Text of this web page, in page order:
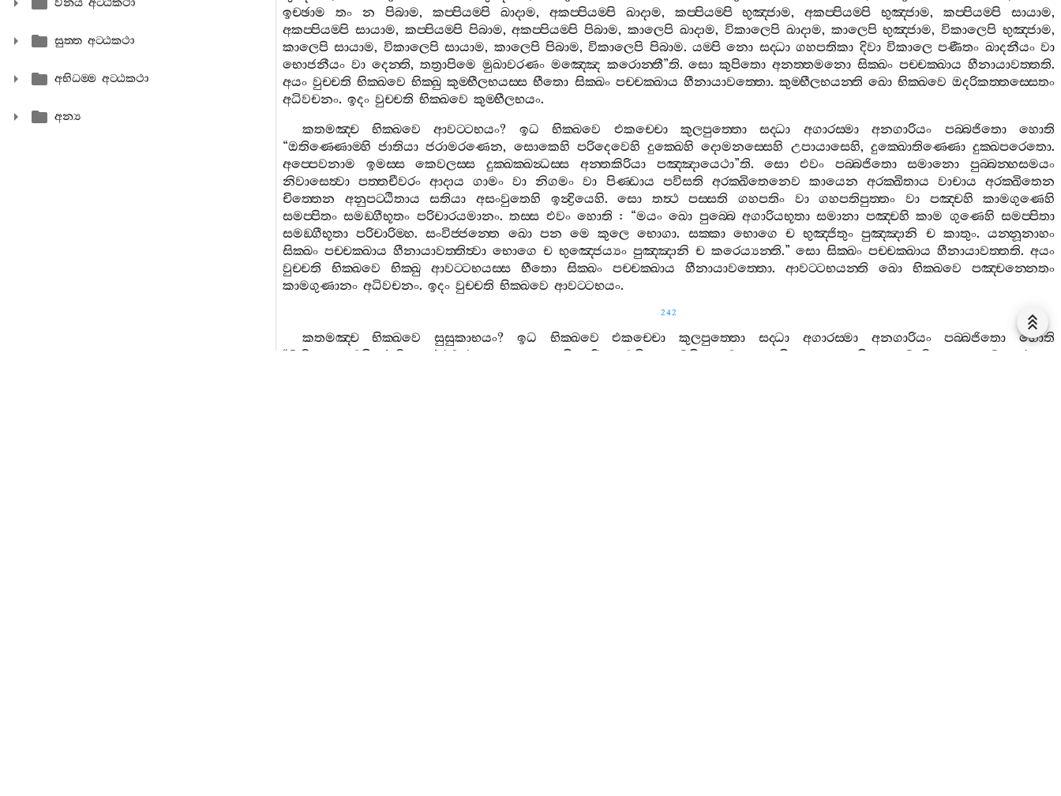
විනය අට‍්ඨකථා
සුත‍්ත අට‍්ඨකථා
අභිධම‍්ම අට‍්ඨකථා
අන්‍ය
ඉච‍්ඡාම
තං න පිබාම, කප‍්පියම‍්පි ඛාදාම, අකප‍්පියම‍්පි ඛාදාම, කප‍්පියම‍්පි භුඤ‍්ජාම,අකප‍්පියම‍්පි භුඤ‍්ජාම,කප‍්පියම‍්පි සායාම,
අකප‍්පියම‍්පි සායාම, කප‍්පියම‍්පි පිබාම,අකප‍්පියම‍්පි පිබාම,කාලෙපි ඛාදාම, විකාලෙපි ඛාදාම, කාලෙපි භුඤ‍්ජාම,විකාලෙපි භුඤ‍්ජාම,
කාලෙපි සායාම, විකාලෙපි සායාම, කාලෙපි පිබාම,විකාලෙපි පිබාම. යම‍්පි නො සද‍්ධා ගහපතිකා දිවා විකාලෙ පණීතං ඛාදනීයං වා
භොජනීයං වා දෙන‍්ති, තත්‍රාපිමෙ මුඛාවරණං මඤ‍්ඤෙ කරොන‍්තී”ති.සො කුපිතො අනත‍්තමනො සික‍්ඛං පච‍්චක‍්ඛාය හීනායාවත‍්තති.
අයං වුච‍්චති භික‍්ඛවෙ භික‍්ඛු කුම‍්භීලභයස‍්ස භීතො සික‍්ඛං පච‍්චක‍්ඛාය හීනායාවත‍්තො. කුම‍්භීලභයන‍්ති ඛො භික‍්ඛවෙ ඔදරිකත‍්තස‍්සෙතං
අධිවචනං. ඉදං වුච‍්චති භික‍්ඛවෙ කුම‍්භීලභයං.
කතමඤ‍්ච
භික‍්ඛවෙ ආවට‍්ටභයං? ඉධ භික‍්ඛවෙ එකච‍්චො කුලපුත‍්තො සද‍්ධා අගාරස‍්මා අනගාරියං පබ‍්බජිතො
හොති
“ඔතිණ‍්ණොම‍්හි ජාතියා ජරාමරණෙන, සොකෙහි පරිදෙවෙහි දුක‍්ඛෙහි දොමනස‍්සෙහි උපායාසෙහි, දුක‍්ඛොතිණ‍්ණො දුක‍්ඛපරෙතො.
අප‍්පෙවනාම
ඉමස‍්ස කෙවලස‍්ස දුක‍්ඛක‍්ඛන්‍ධස‍්ස අන‍්තකිරියා පඤ‍්ඤායෙථා”ති.සො එවං පබ‍්බජිතො සමානො
පුබ‍්බන‍්හසමයං
නිවාසෙත්‍වා පත‍්තචීවරං ආදාය ගාමං වා නිගමං වා පිණ‍්ඩාය පවිසති අරක‍්ඛිතෙනෙව කායෙන අරක‍්ඛිතාය වාචාය
අරක‍්ඛිතෙන
චිත‍්තෙන
අනුපට‍්ඨිතාය සතියා අසංවුතෙහි ඉන්‍ද්‍රියෙහි.සො තත්‍ථ පස‍්සති ගහපතිං වා ගහපතිපුත‍්තං වා පඤ‍්චහි
කාමගුණෙහි
සමප‍්පිතං සමඞ‍්ගීභූතං පරිචාරයමානං.තස‍්ස එවං හොති : “මයං ඛො පුබ‍්බෙ අගාරියභූතා සමානා පඤ‍්චහි කාම ගුණෙහි සමප‍්පිතා
සමඞ‍්ගීභූතා පරිචාරිම‍්හ.සංවිජ‍්ජන‍්තෙ ඛො පන මෙ කුලෙ භොගා. සක‍්කා භොගෙ ච භුඤ‍්ජිතුං පුඤ‍්ඤානි ච කාතුං.යන‍්නූනාහං
සික‍්ඛං පච‍්චක‍්ඛාය හීනායාවත‍්තිත්‍වා භොගෙ ච භුඤ‍්ජෙය්‍යං පුඤ‍්ඤානි ච කරෙය්‍යන‍්ති.”සො සික‍්ඛං පච‍්චක‍්ඛාය හීනායාවත‍්තති.අයං
වුච‍්චති
භික‍්ඛවෙ භික‍්ඛු ආවට‍්ටභයස‍්ස භීතො සික‍්ඛං පච‍්චක‍්ඛාය හීනායාවත‍්තො. ආවට‍්ටභයන‍්ති ඛො භික‍්ඛවෙ
පඤ‍්චන‍්නෙතං
කාමගුණානං අධිවචනං. ඉදං වුච‍්චති භික‍්ඛවෙ ආවට‍්ටභයං.
242
කතමඤ‍්ච භික‍්ඛවෙ සුසුකාභයං? ඉධ භික‍්ඛවෙ එකච‍්චො කුලපුත‍්තො සද‍්ධා අගාරස‍්මා අනගාරියං පබ‍්බජිතො
හොති
“ ඔතිණ‍්ණොම‍්හි ජාතියා ජරාමරණෙන සොකෙහි පරිදෙවෙහි දුක‍්ඛෙහි දොමනස‍්සෙහි උපායාසෙහි දුක‍්ඛොතිණ‍්ණොදුක‍්ඛපරෙතො